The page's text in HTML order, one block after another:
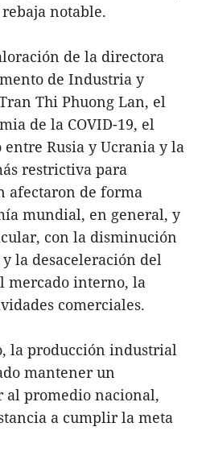
notable.
de la directora
de Industria y
Thi Phuong Lan, el
de la COVID-19, el
Rusia y Ucrania y la
restrictiva para
afectaron de forma
mundial, en general, y
con la disminución
la desaceleración del
mercado interno, la
comerciales.
la producción industrial
mantener un
al promedio nacional,
a cumplir la meta